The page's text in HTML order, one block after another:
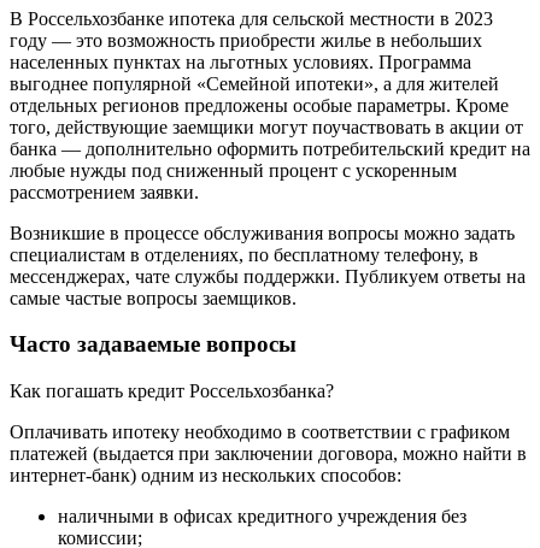
В Россельхозбанке ипотека для сельской местности в 2023
году — это возможность приобрести жилье в небольших
населенных пунктах на льготных условиях. Программа
выгоднее популярной «Семейной ипотеки», а для жителей
отдельных регионов предложены особые параметры. Кроме
того, действующие заемщики могут поучаствовать в акции от
банка — дополнительно оформить потребительский кредит на
любые нужды под сниженный процент с ускоренным
рассмотрением заявки.
Возникшие в процессе обслуживания вопросы можно задать
специалистам в отделениях, по бесплатному телефону, в
мессенджерах, чате службы поддержки. Публикуем ответы на
самые частые вопросы заемщиков.
Часто задаваемые вопросы
Как погашать кредит Россельхозбанка?
Оплачивать ипотеку необходимо в соответствии с графиком
платежей (выдается при заключении договора, можно найти в
интернет-банк) одним из нескольких способов:
наличными в офисах кредитного учреждения без
комиссии;